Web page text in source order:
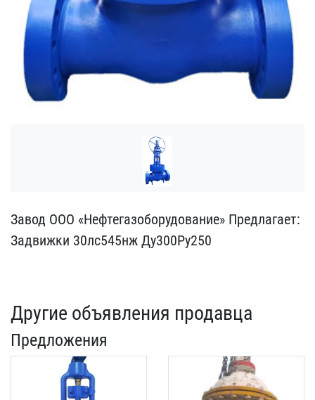
Завод ООО «Нефтегазобору​дование» Предлагает:
Зад​вижки 30лс545нж Ду300Ру2​50
Другие объявления продавца
Предложения